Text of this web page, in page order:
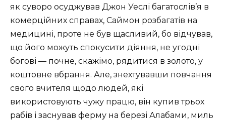
як суворо осуджував Джон Уеслі багатослів’я в
комерційних справах, Саймон розбагатів на
медицині, проте не був щасливий, бо відчував,
що його можуть спокусити діяння, не угодні
богові — почне, скажімо, рядитися в золото, у
коштовне вбрання. Але, знехтувавши повчання
свого вчителя щодо людей, які
використовують чужу працю, він купив трьох
рабів і заснував ферму на березі Алабами, миль